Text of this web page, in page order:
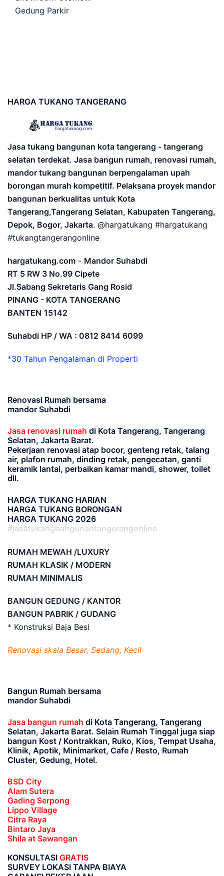
Gedung Parkir
HARGA TUKANG TANGERANG
Jasa tukang bangunan kota tangerang - tangerang
selatan terdekat. Jasa bangun rumah, renovasi rumah,
mandor tukang bangunan berpengalaman upah
borongan murah kompetitif. Pelaksana proyek mandor
bangunan berkualitas untuk Kota
Tangerang,Tangerang Selatan, Kabupaten Tangerang,
Depok, Bogor, Jakarta. @hargatukang #hargatukang
#tukangtangerangonline
hargatukang.com - Mandor Suhabdi
RT 5 RW 3 No.99 Cipete
Jl.Sabang Sekretaris Gang Rosid
PINANG - KOTA TANGERANG
BANTEN 15142
Suhabdi HP / WA : 0812 8414 6099
*30 Tahun Pengalaman di Properti
Renovasi Rumah bersama
mandor Suhabdi
Jasa renovasi rumah di Kota Tangerang, Tangerang
Selatan, Jakarta Barat.
Pekerjaan renovasi atap bocor, genteng retak, talang
air, plafon rumah, dinding retak, pengecatan, ganti
keramik lantai, perbaikan kamar mandi, shower, toilet
dll.
HARGA TUKANG HARIAN
HARGA TUKANG BORONGAN
HARGA TUKANG 2026
#jasatukangbangunantangerangonline
RUMAH MEWAH /LUXURY
RUMAH KLASIK / MODERN
RUMAH MINIMALIS
BANGUN GEDUNG / KANTOR
BANGUN PABRIK / GUDANG
* Konstruksi Baja Besi
Renovasi skala Besar, Sedang, Kecil
Bangun Rumah bersama
mandor Suhabdi
Jasa bangun rumah di Kota Tangerang, Tangerang
Selatan, Jakarta Barat. Selain Rumah Tinggal juga siap
bangun Kost / Kontrakkan, Ruko, Kios, Tempat Usaha,
Klinik, Apotik, Minimarket, Cafe / Resto, Rumah
Cluster, Gedung, Hotel.
BSD City
Alam Sutera
Gading Serpong
Lippo Village
Citra Raya
Bintaro Jaya
Shila at Sawangan
KONSULTASI GRATIS
SURVEY LOKASI TANPA BIAYA